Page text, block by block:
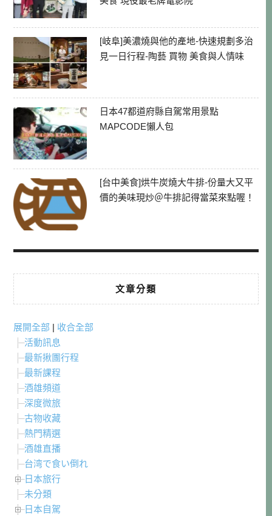
[岐阜]美濃燒與他的產地-快速規劃多治
見一日行程-陶藝 買物 美食與人情味
日本47都道府縣自駕常用景點
MAPCODE懶人包
[台中美食]烘牛炭燒大牛排-份量大又平
價的美味現炒＠牛排記得當菜來點喔！
文章分類
展開全部 | 收合全部
活動訊息
最新揪團行程
最新課程
酒雄頻道
深度微旅
古物收藏
熱門精選
酒雄直播
台湾で食い倒れ
日本旅行
未分類
日本自駕